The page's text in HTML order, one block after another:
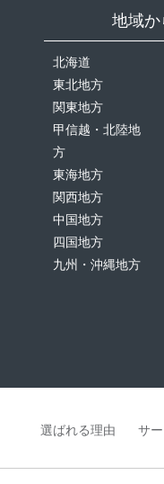
地域
北海道
東北地方
関東地方
甲信越・北陸地
方
東海地方
関西地方
中国地方
四国地方
九州・沖縄地方
選ばれる理由 サ